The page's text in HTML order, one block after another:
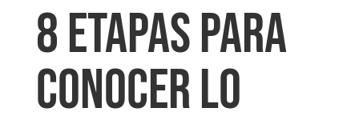
8 ETAPAS PARA
CONOCER LO